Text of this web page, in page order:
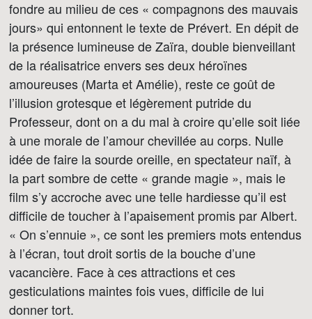
fondre au milieu de ces « compagnons des mauvais
jours» qui entonnent le texte de Prévert. En dépit de
la présence lumineuse de Zaïra, double bienveillant
de la réalisatrice envers ses deux héroïnes
amoureuses (Marta et Amélie), reste ce goût de
l’illusion grotesque et légèrement putride du
Professeur, dont on a du mal à croire qu’elle soit liée
à une morale de l’amour chevillée au corps. Nulle
idée de faire la sourde oreille, en spectateur naïf, à
la part sombre de cette « grande magie », mais le
film s’y accroche avec une telle hardiesse qu’il est
difficile de toucher à l’apaisement promis par Albert.
« On s’ennuie », ce sont les premiers mots entendus
à l’écran, tout droit sortis de la bouche d’une
vacancière. Face à ces attractions et ces
gesticulations maintes fois vues, difficile de lui
donner tort.